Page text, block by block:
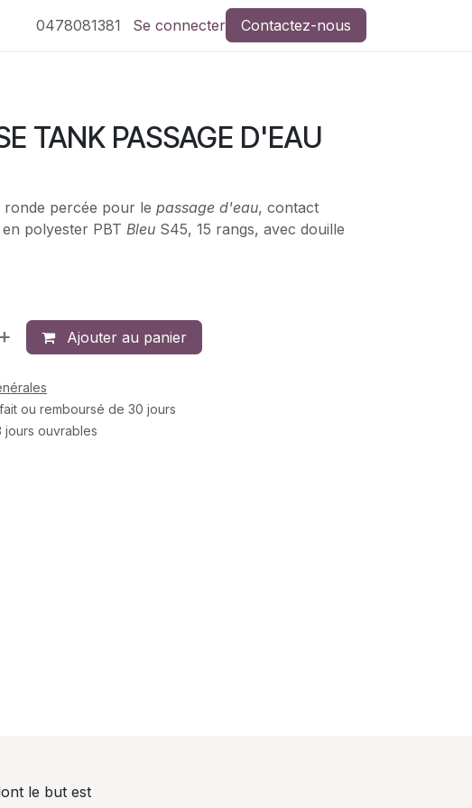
0478081381 Se connecter Contactez-nous
TANK PASSAGE D'EAU
ronde percée pour le passage d'eau, contact
polyester PBT Bleu S45, 15 rangs, avec douille
Ajouter au panier
ou remboursé de 30 jours
jours ouvrables
le but est